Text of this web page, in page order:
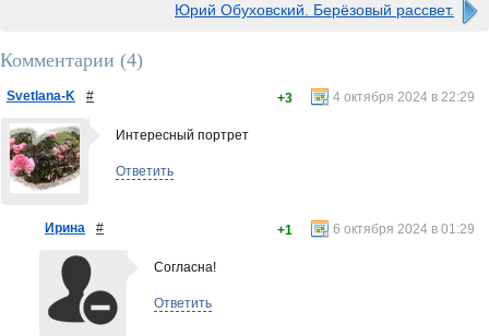
Юрий Обуховский. Берёзовый рассвет.
Комментарии (4)
Svetlana-K # 4 октября 2024 в 22:29
+3
Интересный портрет
Ответить
Ирина # 6 октября 2024 в 01:29
+1
Согласна!
Ответить